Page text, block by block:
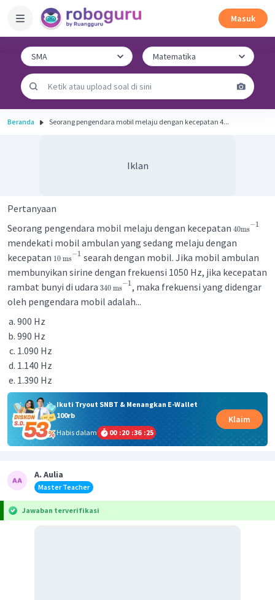
Masuk
Beranda Seorang pengendara mobil melaju dengan kecepatan 4...
Iklan
Pertanyaan
Seorang pengendara mobil melaju dengan kecepatan 40ms
−1
mendekati mobil ambulan yang sedang melaju dengan
kecepatan 10 ms
−1 searah dengan mobil. Jika mobil ambulan
membunyikan sirine dengan frekuensi 1050 Hz, jika kecepatan
rambat bunyi di udara 340 ms
−1, maka frekuensi yang didengar
oleh pengendara mobil adalah...
900 Hz
990 Hz
1.090 Hz
1.140 Hz
1.390 Hz
Ikuti Tryout SNBT & Menangkan E-Wallet
100rb
Habis dalam
00 :20 :36 :24
Klaim
A. Aulia
Master Teacher
Jawaban terverifikasi